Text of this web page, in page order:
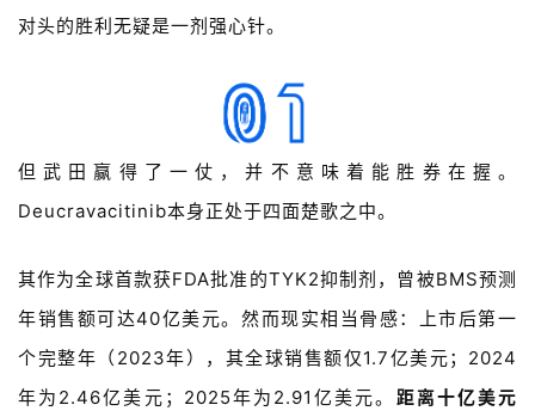
对头的胜利无疑是一剂强心针。
但武田赢得了一仗，并不意味着能胜券在握。
Deucravacitinib本身正处于四面楚歌之中。
其作为全球首款获FDA批准的TYK2抑制剂，曾被BMS预测
年销售额可达40亿美元。然而现实相当骨感：上市后第一
个完整年（ 2023年），其全球销售额仅1.7亿美元； 2024
年为 2.46亿美元； 2025年为 2.91 亿美元。 距离十亿美元